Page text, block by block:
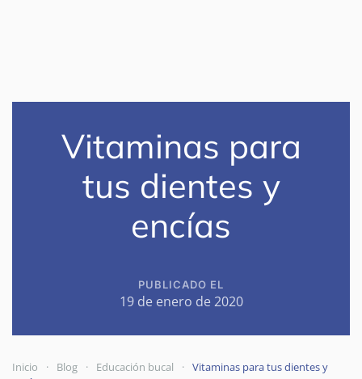
Vitaminas para
tus dientes y
encías
PUBLICADO EL
19 de enero de 2020
Inicio Blog Educación bucal
Vitaminas para tus dientes y